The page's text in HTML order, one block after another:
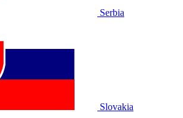
Serbia
Slovakia